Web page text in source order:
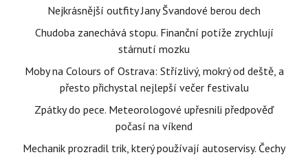
Nejkrásnější outfity Jany Švandové berou dech
Chudoba zanechává stopu. Finanční potíže zrychlují
stárnutí mozku
Moby na Colours of Ostrava: Střízlivý, mokrý od deště, a
přesto přichystal nejlepší večer festivalu
Zpátky do pece. Meteorologové upřesnili předpověď
počasí na víkend
Mechanik prozradil trik, který používají autoservisy. Čechy